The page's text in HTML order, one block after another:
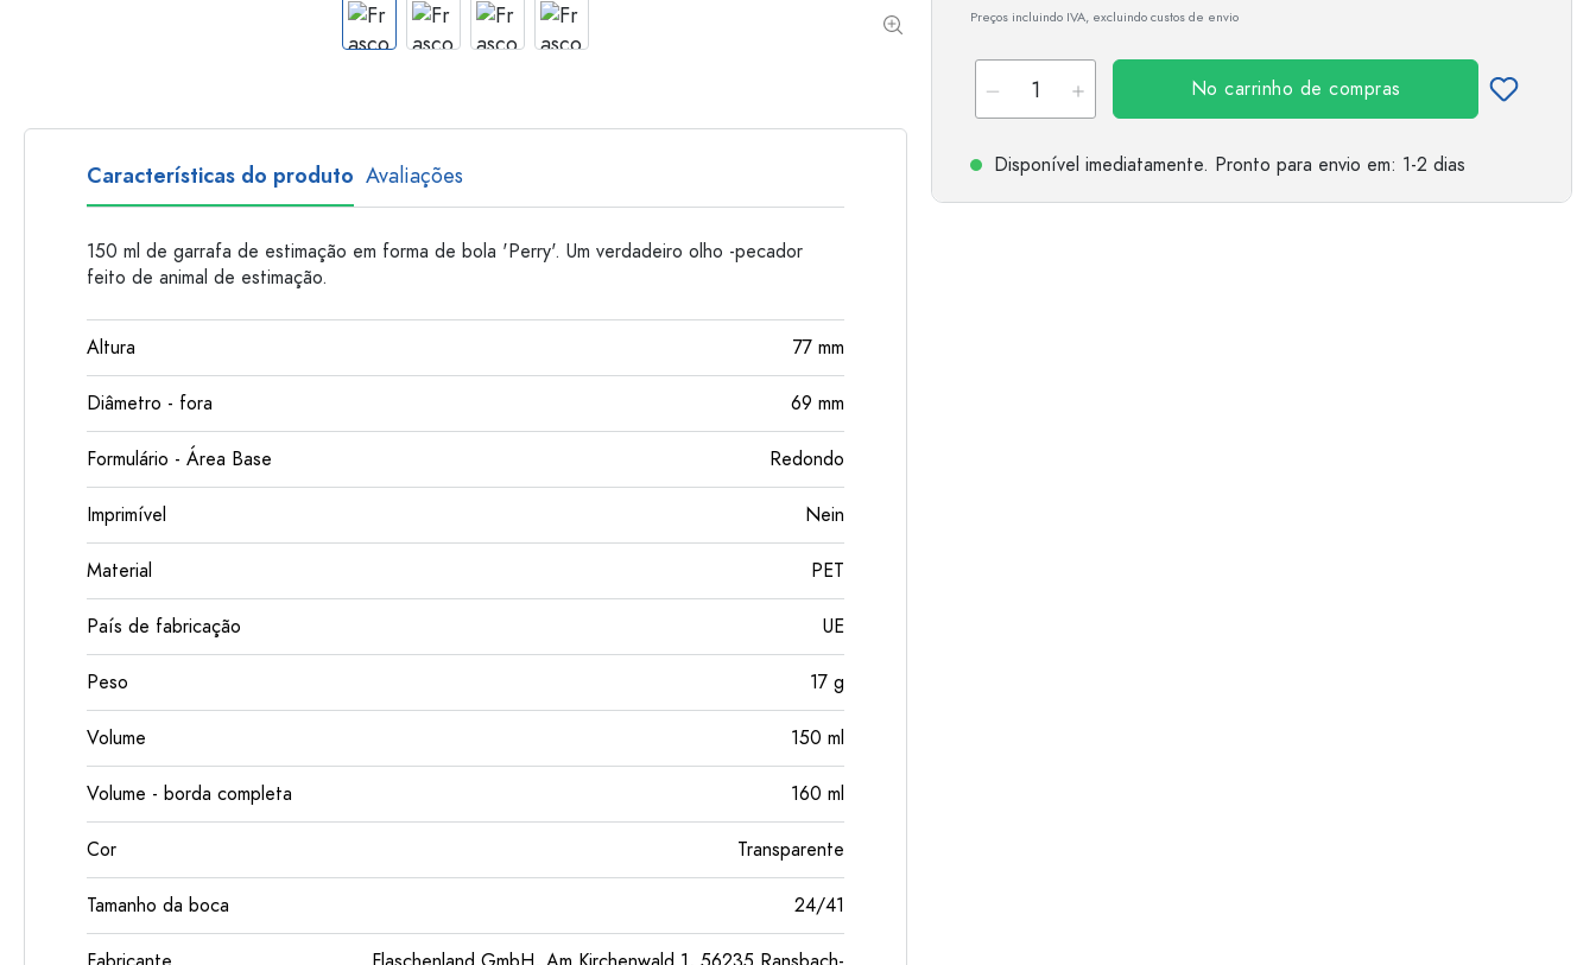
Garrafas de plastico
Preços incluindo IVA, excluindo custos de envio
No carrinho de compras
Disponível imediatamente. Pronto para envio em: 1-2 dias
Características do produto Avaliações
150 ml de garrafa de estimação em forma de bola 'Perry'. Um verdadeiro olho -pecador
feito de animal de estimação.
Altura 77 mm
Diâmetro - fora 69 mm
Formulário - Área Base Redondo
Imprimível Nein
Material PET
País de fabricação UE
Peso 17 g
Volume 150 ml
Volume - borda completa 160 ml
Cor Transparente
Tamanho da boca 24/41